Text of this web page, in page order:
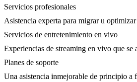
Servicios profesionales
Asistencia experta para migrar u
Servicios de entretenimiento en vivo
Experiencias de streaming en vivo que se
Planes de soporte
Una asistencia inmejorable de principio a